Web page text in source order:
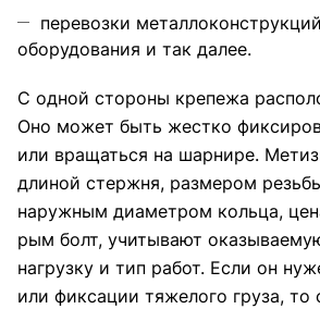
перевозки
оборудования и так далее.
С одной стороны крепежа
Оно может быть жестко
или вращаться на шарнире.
длиной стержня, размером
наружным диаметром кольца,
рым болт, учитывают
нагрузку и тип работ. Если он
или фиксации тяжелого груза, то